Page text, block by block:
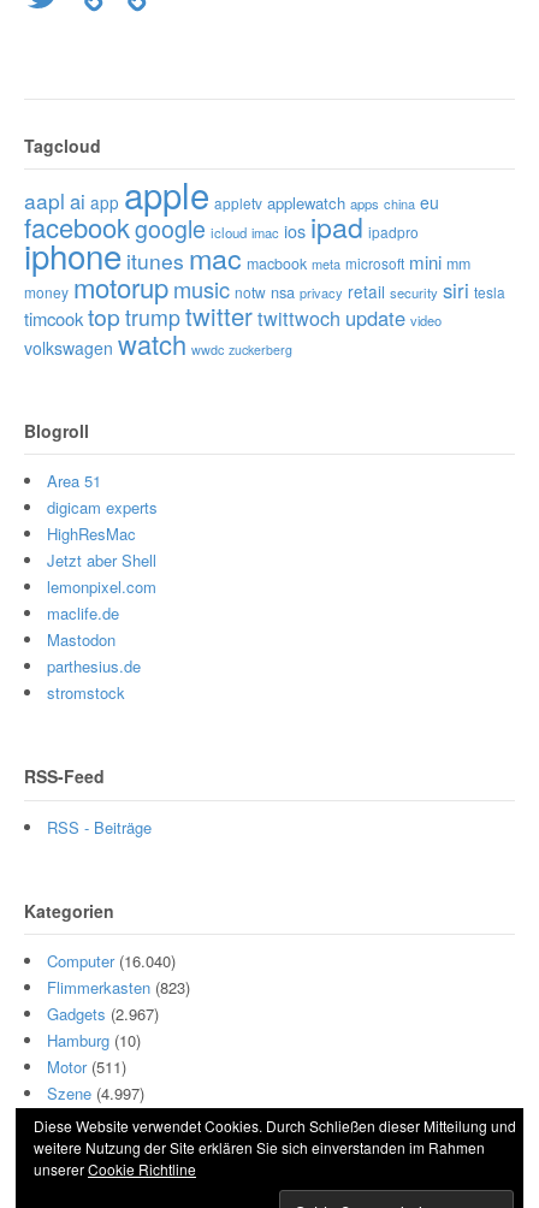
Tagcloud
aapl ai app apple appletv applewatch apps china eu
facebookgoogle icloud imac ios ipad ipadpro
iphone itunes mac macbook meta microsoft mini mm
money motorupmusic notw nsa privacy retail security siri tesla
timcooktop trumptwittertwittwoch update video
volkswagen watch wwdc zuckerberg
Blogroll
Area 51
digicam experts
HighResMac
Jetzt aber Shell
lemonpixel.com
maclife.de
Mastodon
parthesius.de
stromstock
RSS-Feed
RSS - Beiträge
Kategorien
Computer(16.040)
Flimmerkasten (823)
Gadgets (2.967)
Hamburg (10)
Motor(511)
Szene (4.997)
© 2026 Hightech und Blech. All Rights Reserved.
Diese Website verwendet Cookies. Durch Schließen dieser Mitteilung und
weitere Nutzung der Site erklären Sie sich einverstanden im Rahmen
unsererCookie Richtline